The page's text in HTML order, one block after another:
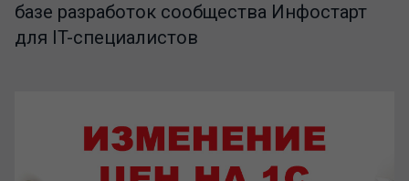
базе разработок сообщества Инфостарт
для IT-специалистов